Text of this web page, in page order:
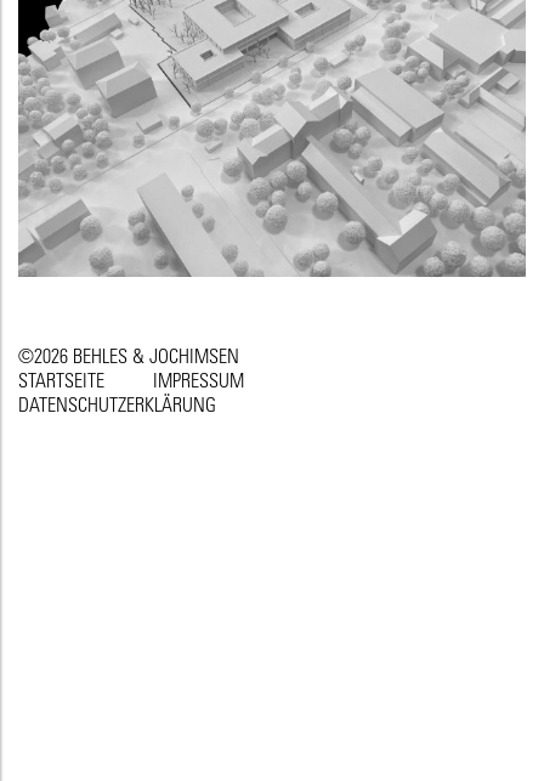
©2026 BEHLES & JOCHIMSEN
STARTSEITE
IMPRESSUM
DATENSCHUTZERKLÄRUNG